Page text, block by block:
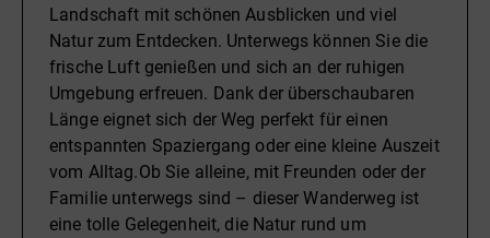
Landschaft mit schönen Ausblicken und viel
Natur zum Entdecken. Unterwegs können Sie die
frische Luft genießen und sich an der ruhigen
Umgebung erfreuen. Dank der überschaubaren
Länge eignet sich der Weg perfekt für einen
entspannten Spaziergang oder eine kleine Auszeit
vom Alltag.Ob Sie alleine, mit Freunden oder der
Familie unterwegs sind – dieser Wanderweg ist
eine tolle Gelegenheit, die Natur rund um